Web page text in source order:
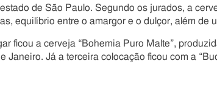
de São Paulo. Segundo os jurados, a
equilíbrio entre o amargor e o dulçor, além de
ficou a cerveja “Bohemia Puro Malte”,
Janeiro. Já a terceira colocação ficou com a